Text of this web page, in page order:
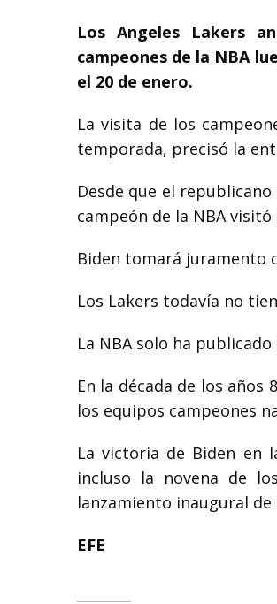
Los Angeles Lakers
campeones de la NBA
el 20 de enero.
La visita de los
temporada, precisó la
Desde que el
campeón de la NBA visitó
Biden tomará juramento
Los Lakers todavía no
La NBA solo ha
En la década de los años
los equipos campeones
La victoria de Biden en
incluso la novena de
lanzamiento inaugural
EFE